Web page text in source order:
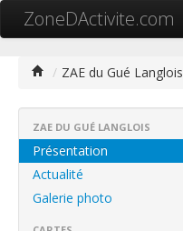
ZoneDActivite.com
Cartographie ZA
Recherche avancée
Référencer ma zone
/ ZAE du Gué Langlois
ZAE DU GUÉ LANGLOIS
Présentation
Actualité
Galerie photo